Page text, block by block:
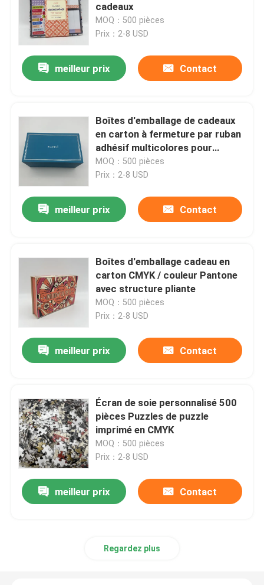
Produits
Vidéos
Au sujet de nous
Contactez-nous
Nouvelles
Demandez une citation
cadeaux
MOQ：500 pièces
Prix：2-8 USD
meilleur prix Contact
Boîtes d'emballage de cadeaux
en carton à fermeture par ruban
adhésif multicolores pour
l'emballage de cadeaux
MOQ：500 pièces
Prix：2-8 USD
meilleur prix Contact
Boîtes d'emballage cadeau en
carton CMYK / couleur Pantone
avec structure pliante
MOQ：500 pièces
Prix：2-8 USD
meilleur prix Contact
Écran de soie personnalisé 500
pièces Puzzles de puzzle
imprimé en CMYK
MOQ：500 pièces
Prix：2-8 USD
meilleur prix Contact
Regardez plus